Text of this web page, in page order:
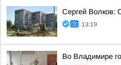
Сергей Волков:
13:19
Во Владимире